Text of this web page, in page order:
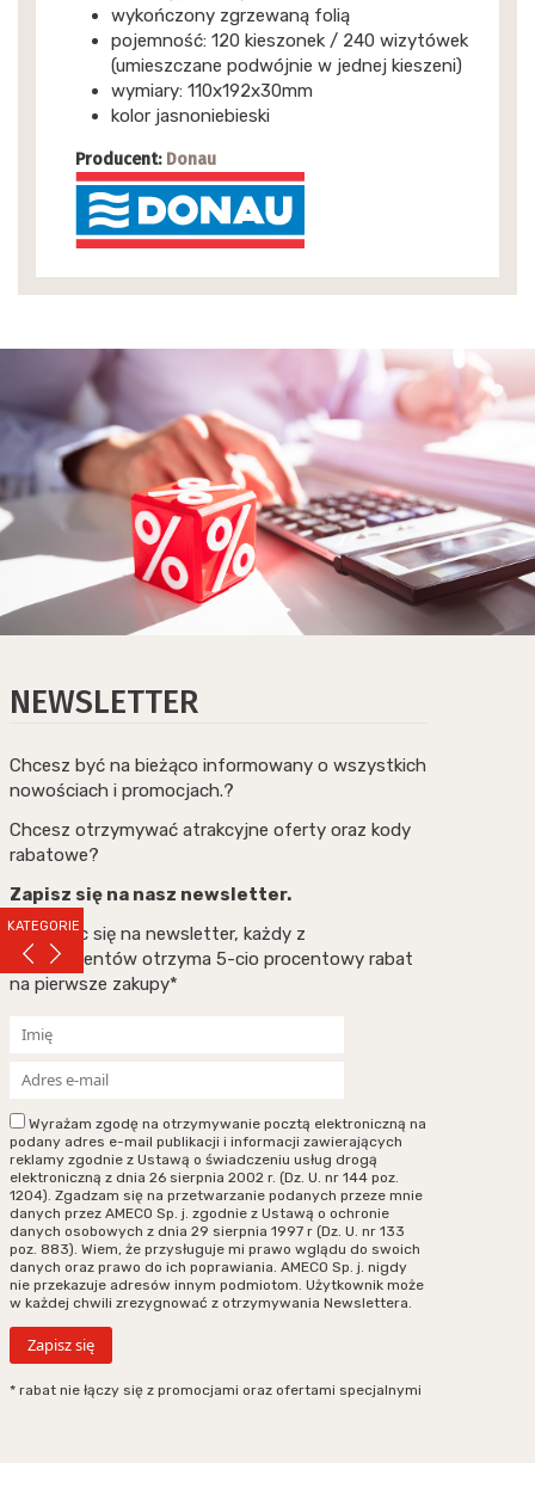
KATEGORIE
wykończony zgrzewaną folią
pojemność: 120 kieszonek / 240 wizytówek
(umieszczane podwójnie w jednej kieszeni)
wymiary: 110x192x30mm
kolor jasnoniebieski
Producent: Donau
NEWSLETTER
Chcesz być na bieżąco informowany o wszystkich
nowościach i promocjach.?
Chcesz otrzymywać atrakcyjne oferty oraz kody
rabatowe?
Zapisz się na nasz newsletter.
Zapisując się na newsletter, każdy z
subskrybentów otrzyma 5-cio procentowy rabat
na pierwsze zakupy*
Wyrażam zgodę na otrzymywanie pocztą elektroniczną na
podany adres e-mail publikacji i informacji zawierających
reklamy zgodnie z Ustawą o świadczeniu usług drogą
elektroniczną z dnia 26 sierpnia 2002 r. (Dz. U. nr 144 poz.
1204). Zgadzam się na przetwarzanie podanych przeze mnie
danych przez AMECO Sp. j. zgodnie z Ustawą o ochronie
danych osobowych z dnia 29 sierpnia 1997 r (Dz. U. nr 133
poz. 883). Wiem, że przysługuje mi prawo wglądu do swoich
danych oraz prawo do ich poprawiania. AMECO Sp. j. nigdy
nie przekazuje adresów innym podmiotom. Użytkownik może
w każdej chwili zrezygnować z otrzymywania Newslettera.
* rabat nie łączy się z promocjami oraz ofertami specjalnymi